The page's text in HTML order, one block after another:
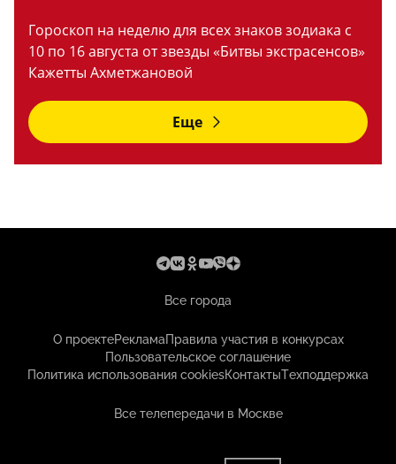
Гороскоп на неделю для всех знаков зодиака с
10 по 16 августа от звезды «Битвы экстрасенсов»
Кажетты Ахметжановой
Еще
Все города
О проектеРекламаПравила участия в конкурсах
Пользовательское соглашение
Политика использования cookiesКонтактыТехподдержка
Все телепередачи в Москве